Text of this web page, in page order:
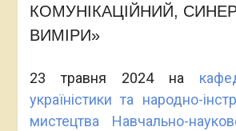
КОМУНІКАЦІЙНИЙ,
ВИМІРИ»
23 травня 2024 на
україністики та народно-
мистецтва
Навчально-